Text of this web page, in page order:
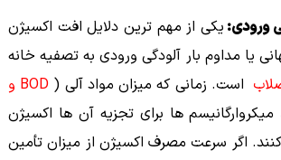
ورودی: یکی از مهم ترین دلایل افت اکسیژن
یا مداوم بار آلودگی ورودی به تصفیه خانه
است. زمانی که میزان مواد آلی (
BOD و
میکروارگانیسم ها برای تجزیه آن ها اکسیژن
اگر سرعت مصرف اکسیژن از میزان تأمین